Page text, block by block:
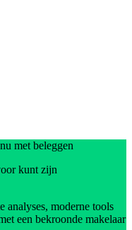
met beleggen
kunt zijn
analyses, moderne tools
een bekroonde makelaar